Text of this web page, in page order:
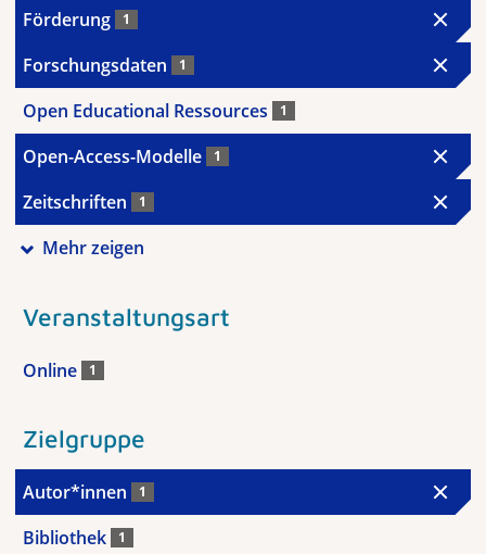
Förderung 1
Forschungsdaten 1
Open Educational Ressources 1
Open-Access-Modelle 1
Zeitschriften 1
Mehr zeigen
Veranstaltungsart
Online 1
Zielgruppe
Autor*innen 1
Bibliothek 1